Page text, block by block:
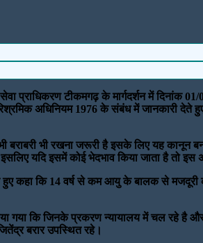
सेवा प्राधिकरण टीकमगढ़ के मार्गदर्शन में
अधिनियम 1976 के संबंध में जानकारी देते
बराबरी भी रखना जरूरी है इसके लिए यह
इसलिए यदि इसमें कोई भेदभाव किया जाता है तो
हुए कहा कि 14 वर्ष से कम आयु के बालक से
गया कि जिनके प्रकरण न्यायालय में चल
बरार उपस्थित रहे।